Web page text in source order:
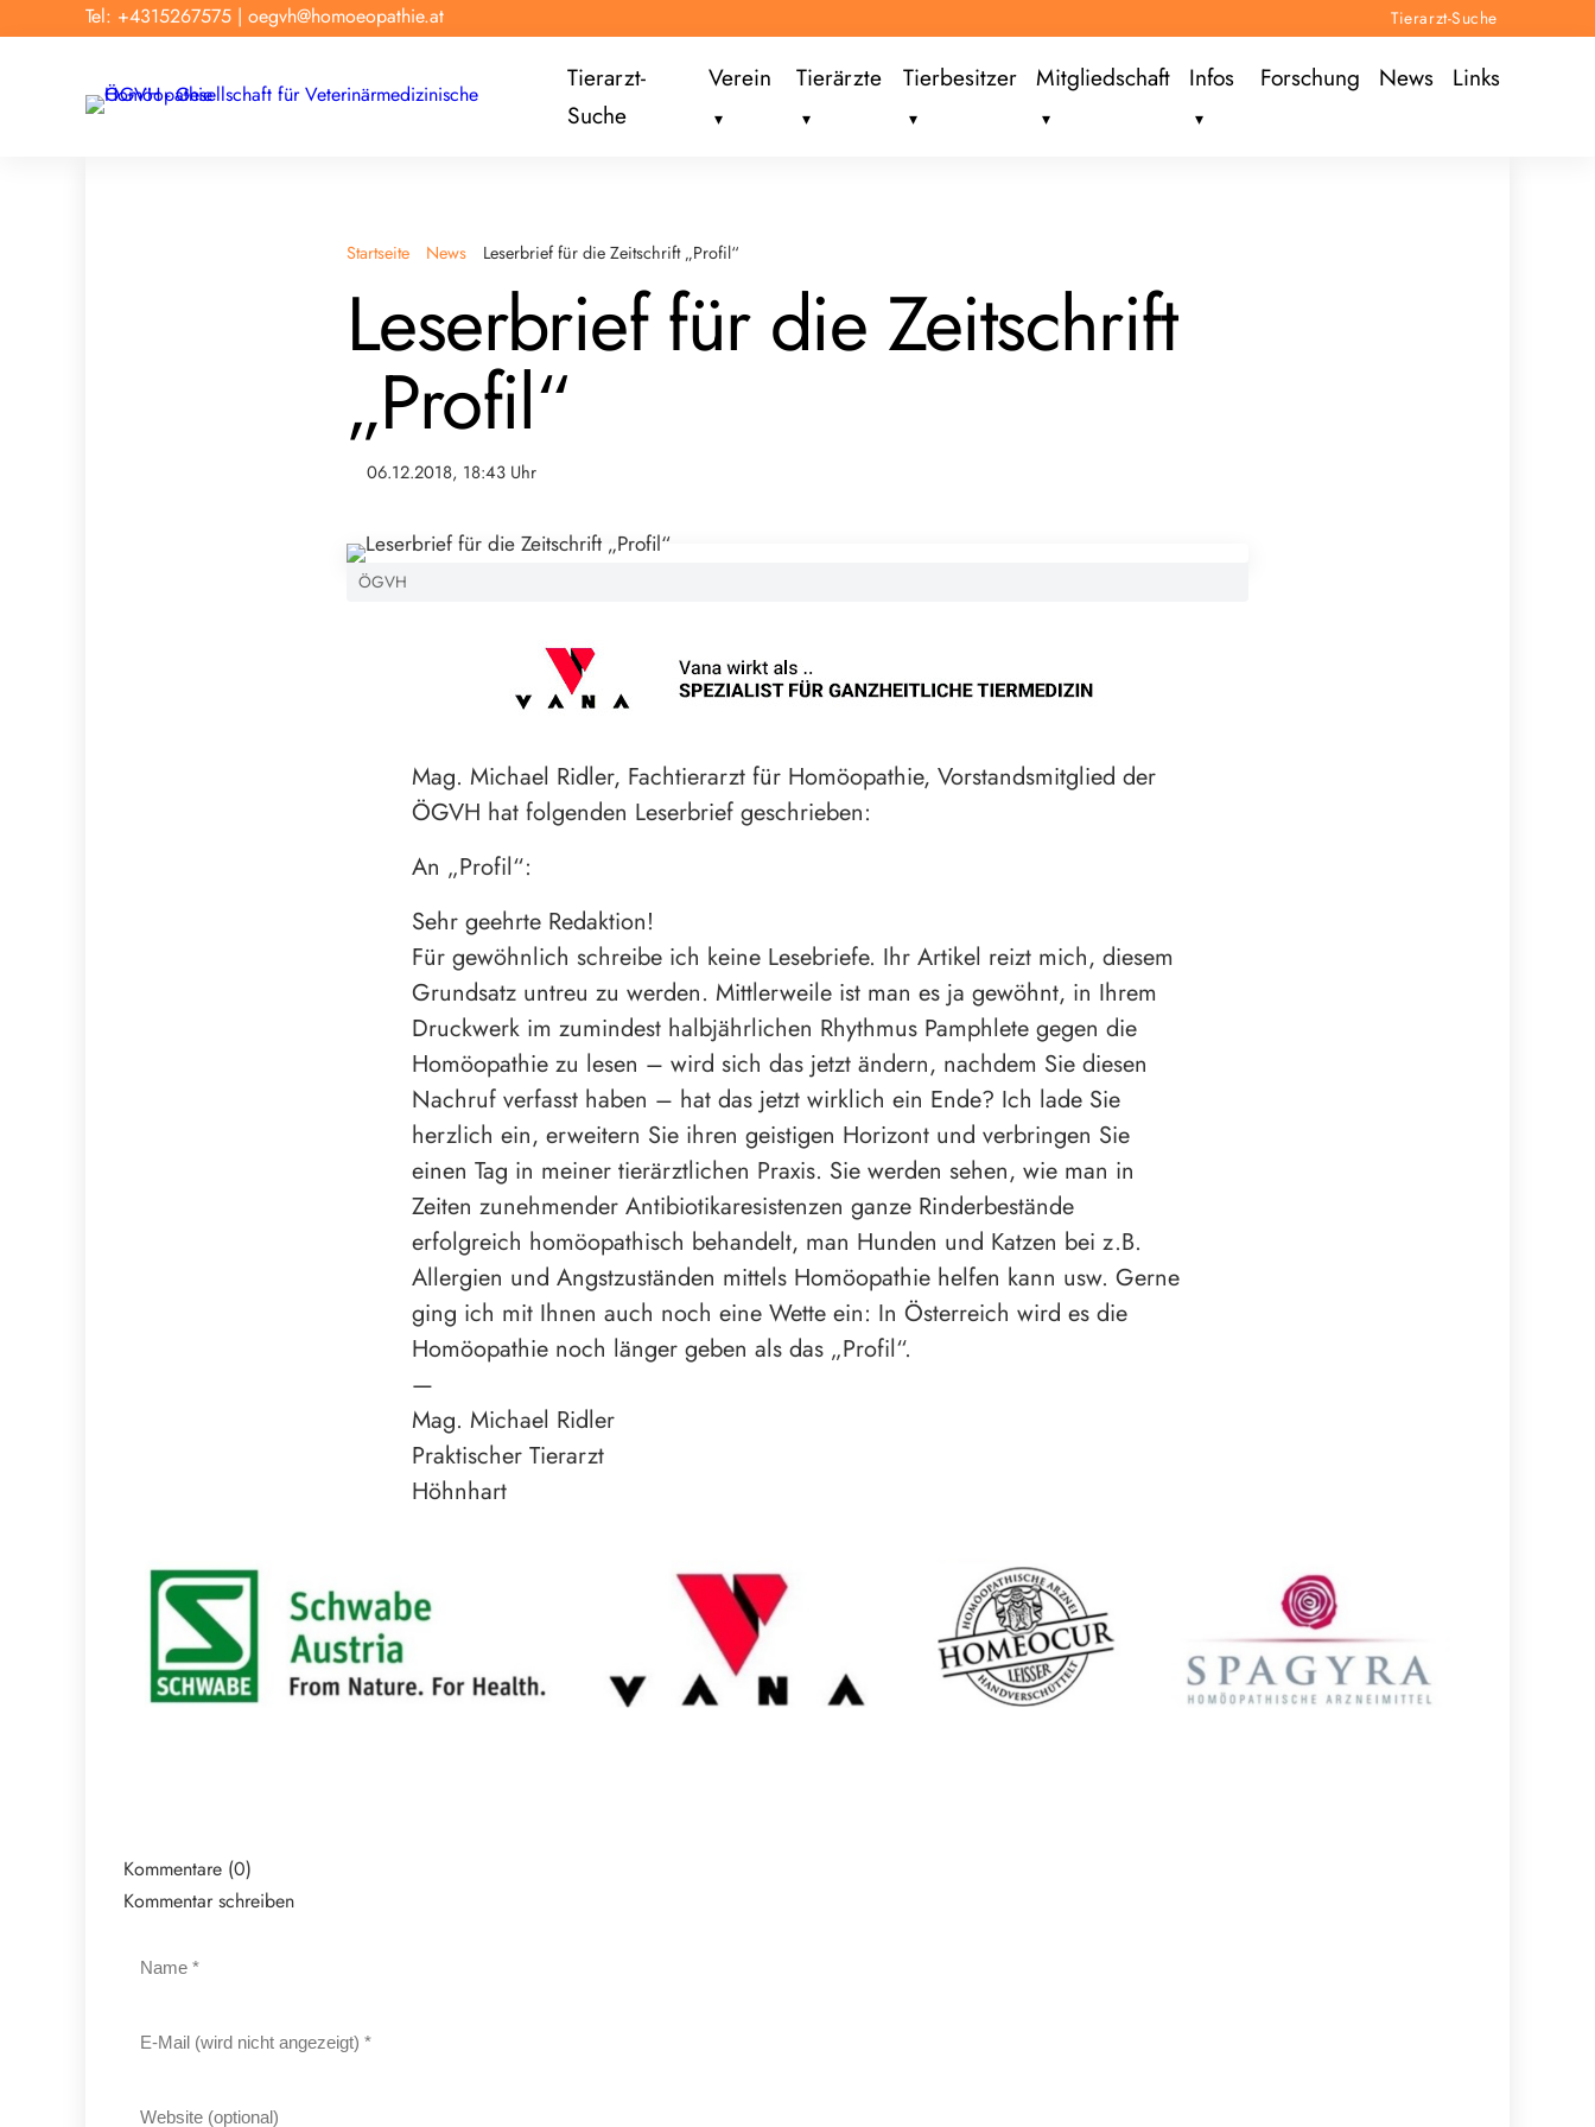
Tel: +4315267575 | oegvh@homoeopathie.at Tierarzt-Suche
Tierarzt-
Suche
Verein Tierärzte Tierbesitzer Mitgliedschaft Infos Forschung News Links
Startseite News Leserbrief für die Zeitschrift „Profil“
Leserbrief für die Zeitschrift
„Profil“
06.12.2018, 18:43 Uhr
ÖGVH
Mag. Michael Ridler, Fachtierarzt für Homöopathie, Vorstandsmitglied der
ÖGVH hat folgenden Leserbrief geschrieben:
An „Profil“:
Sehr geehrte Redaktion!
Für gewöhnlich schreibe ich keine Lesebriefe. Ihr Artikel reizt mich, diesem
Grundsatz untreu zu werden. Mittlerweile ist man es ja gewöhnt, in Ihrem
Druckwerk im zumindest halbjährlichen Rhythmus Pamphlete gegen die
Homöopathie zu lesen – wird sich das jetzt ändern, nachdem Sie diesen
Nachruf verfasst haben – hat das jetzt wirklich ein Ende? Ich lade Sie
herzlich ein, erweitern Sie ihren geistigen Horizont und verbringen Sie
einen Tag in meiner tierärztlichen Praxis. Sie werden sehen, wie man in
Zeiten zunehmender Antibiotikaresistenzen ganze Rinderbestände
erfolgreich homöopathisch behandelt, man Hunden und Katzen bei z.B.
Allergien und Angstzuständen mittels Homöopathie helfen kann usw. Gerne
ging ich mit Ihnen auch noch eine Wette ein: In Österreich wird es die
Homöopathie noch länger geben als das „Profil“.
—
Mag. Michael Ridler
Praktischer Tierarzt
Höhnhart
Kommentare (0)
Kommentar schreiben